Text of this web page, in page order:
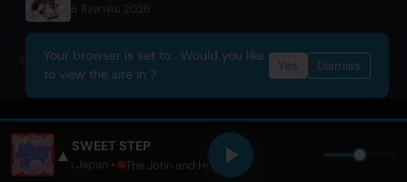
6 สิงหาคม 2026
© 2026 OnlyHit. All rights reserved. - Metadata provided byACRCloud
▲ SWEET STEP
SWEET STEADY • Only Hits Japan • The John and Heidi Show
Your browser is set to . Would you like
to view the site in ?
Yes Dismiss